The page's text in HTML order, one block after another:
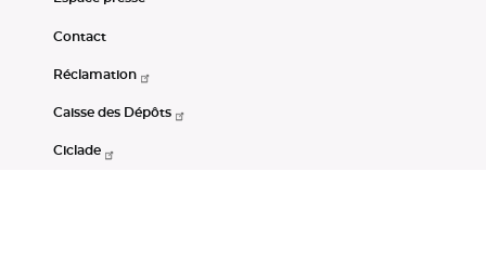
Contact
Réclamation
Caisse des Dépôts
Ciclade